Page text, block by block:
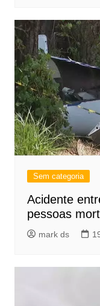
Sem categoria
Acidente
pessoas
mark ds